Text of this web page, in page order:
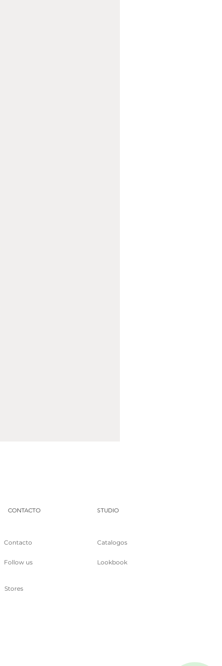
CONTACTO
Contacto
Follow us
Stores
STUDIO
Catalogos
Lookbook